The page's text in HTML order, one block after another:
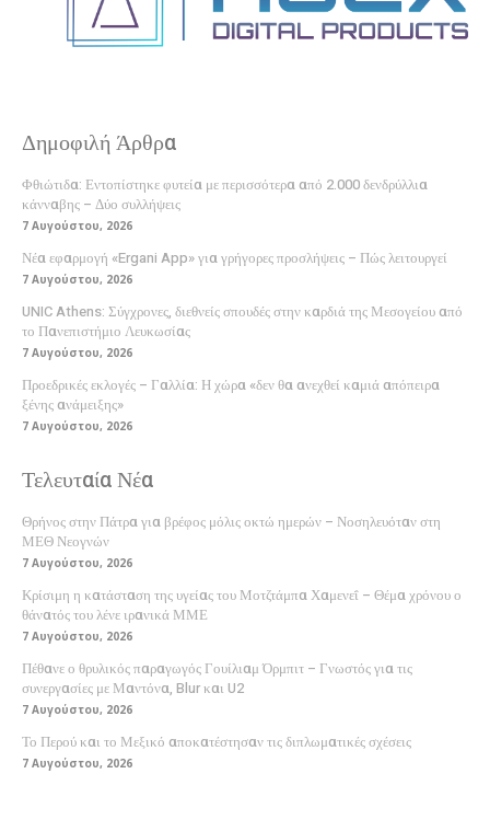
Δημοφιλή Άρθρα
Φθιώτιδα: Εντοπίστηκε φυτεία με περισσότερα από 2.000 δενδρύλλια
κάνναβης – Δύο συλλήψεις
7 Αυγούστου, 2026
Νέα εφαρμογή «Ergani App» για γρήγορες προσλήψεις – Πώς λειτουργεί
7 Αυγούστου, 2026
UNIC Athens: Σύγχρονες, διεθνείς σπουδές στην καρδιά της Μεσογείου από
το Πανεπιστήμιο Λευκωσίας
7 Αυγούστου, 2026
Προεδρικές εκλογές – Γαλλία: Η χώρα «δεν θα ανεχθεί καμιά απόπειρα
ξένης ανάμειξης»
7 Αυγούστου, 2026
Τελευταία Νέα
Θρήνος στην Πάτρα για βρέφος μόλις οκτώ ημερών – Νοσηλευόταν στη
ΜΕΘ Νεογνών
7 Αυγούστου, 2026
Κρίσιμη η κατάσταση της υγείας του Μοτζτάμπα Χαμενεΐ – Θέμα χρόνου ο
θάνατός του λένε ιρανικά ΜΜΕ
7 Αυγούστου, 2026
Πέθανε ο θρυλικός παραγωγός Γουίλιαμ Όρμπιτ – Γνωστός για τις
συνεργασίες με Μαντόνα, Blur και U2
7 Αυγούστου, 2026
Το Περού και το Μεξικό αποκατέστησαν τις διπλωματικές σχέσεις
7 Αυγούστου, 2026